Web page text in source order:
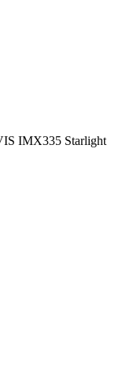
IMX335 Starlight